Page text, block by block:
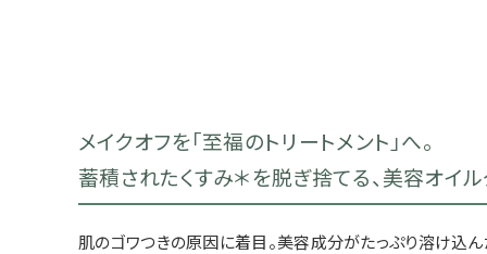
メイクオフを「至福のトリートメント」へ。
蓄積されたくすみ＊を脱ぎ捨てる、美容オイル
肌のゴワつきの原因に着目。美容成分がたっぷり溶け込